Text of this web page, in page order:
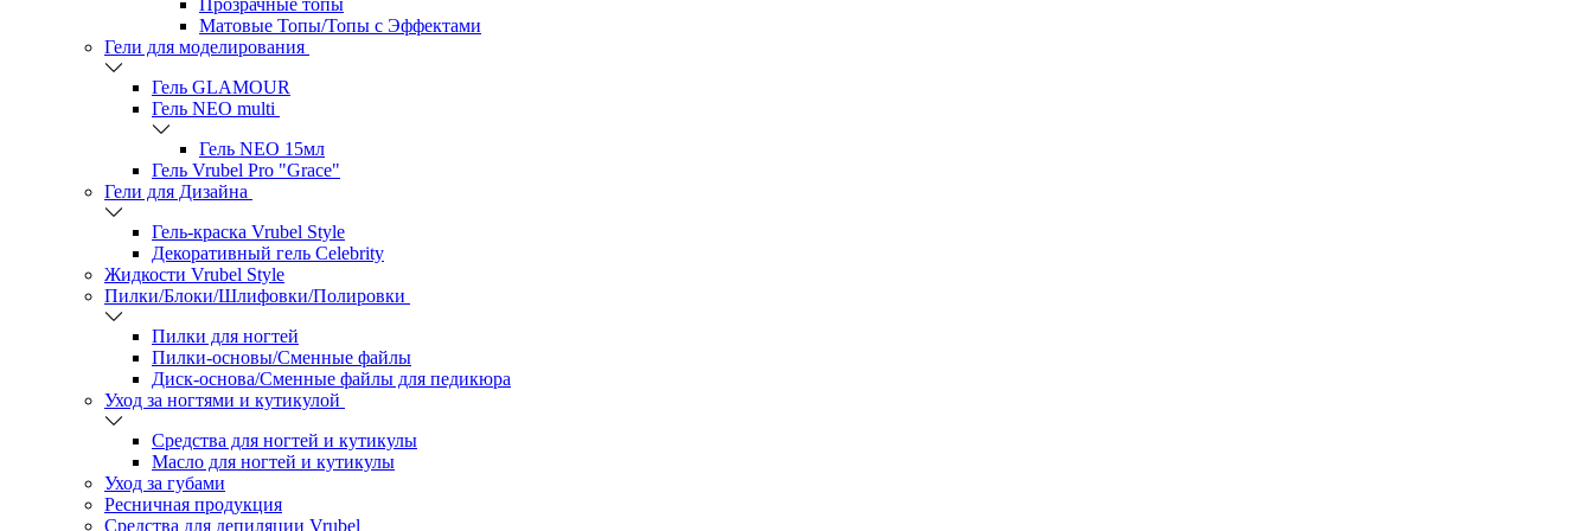
Матовые Топы/Топы с Эффектами
Гели для моделирования
Гель GLAMOUR
Гель NEO multi
Гель NEO 15мл
Гель Vrubel Pro "Grace"
Гели для Дизайна
Гель-краска Vrubel Style
Декоративный гель Celebrity
Жидкости Vrubel Style
Пилки/Блоки/Шлифовки/Полировки
Пилки для ногтей
Пилки-основы/Сменные файлы
Диск-основа/Сменные файлы для педикюра
Уход за ногтями и кутикулой
Средства для ногтей и кутикулы
Масло для ногтей и кутикулы
Уход за губами
Ресничная продукция
Средства для депиляции Vrubel